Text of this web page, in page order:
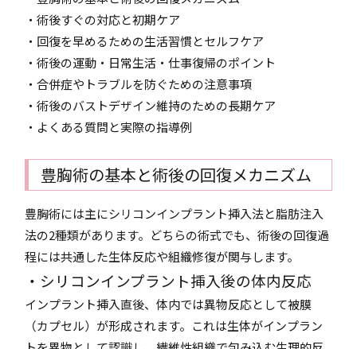
・術後すぐの対応と初期ケア
・回復を早めるための生活習慣とセルフケア
・術後の運動・日常生活・仕事復帰のポイント
・合併症やトラブルを防ぐための注意事項
・術後のバストデザイン維持のための長期ケア
・よくある質問と実際の指導例
豊胸術の基本と術後の回復メカニズム
豊胸術には主にシリコンインプラント挿入法と脂肪注入
法の2種類があります。どちらの術式でも、術後の回復過
程には共通した生体反応や組織修復が関与します。
・シリコンインプラント挿入後の体内反応
インプラント挿入直後、体内では異物反応として被膜
（カプセル）が形成されます。これは生体がインプラン